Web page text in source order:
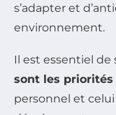
s’adapter et
environnement.
Il est essentiel de
sont les priorités
personnel et